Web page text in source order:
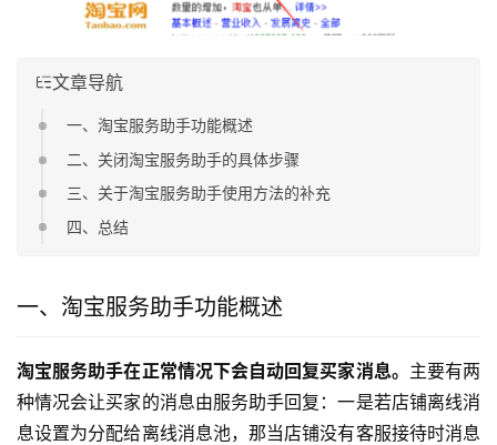
文章导航
一、淘宝服务助手功能概述
二、关闭淘宝服务助手的具体步骤
三、关于淘宝服务助手使用方法的补充
四、总结
一、淘宝服务助手功能概述
淘宝服务助手在正常情况下会自动回复买家消息。 主要有两
种情况会让买家的消息由服务助手回复：一是若店铺离线消
息设置为分配给离线消息池，那当店铺没有客服接待时消息